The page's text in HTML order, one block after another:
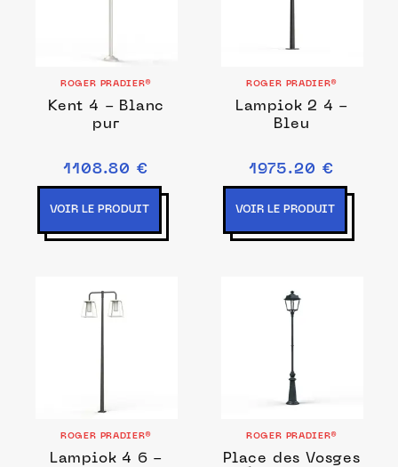
ROGER PRADIER®
Kent 4 - Blanc
pur
1108.80 €
VOIR LE PRODUIT
ROGER PRADIER®
Lampiok 2 4 -
Bleu
1975.20 €
VOIR LE PRODUIT
ROGER PRADIER®
Lampiok 4 6 -
ROGER PRADIER®
Place des Vosges